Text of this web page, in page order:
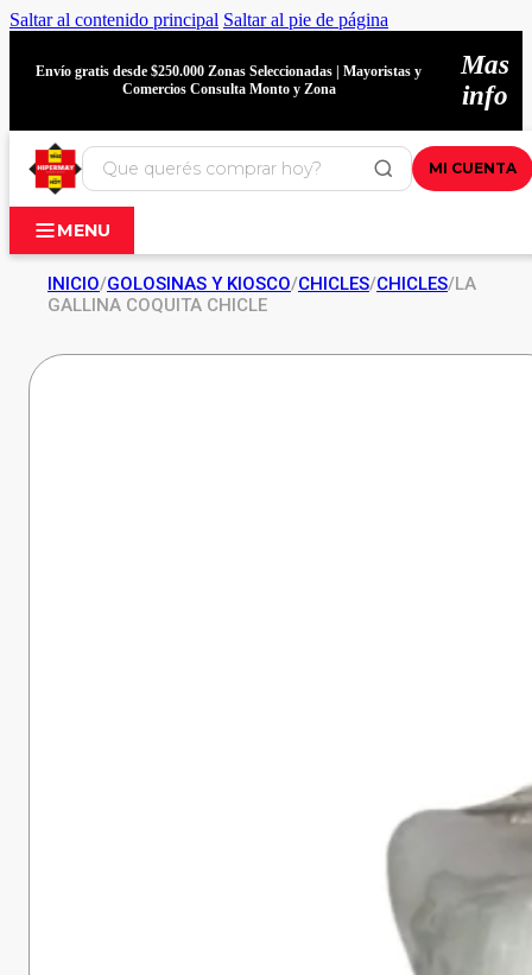
Saltar al contenido principal Saltar al pie de página
Envío gratis desde $250.000 Zonas Seleccionadas | Mayoristas y
Comercios Consulta Monto y Zona
Mas
info
MI CUENTA
MENU
INICIO/GOLOSINAS Y KIOSCO/CHICLES/CHICLES/LA
GALLINA COQUITA CHICLE